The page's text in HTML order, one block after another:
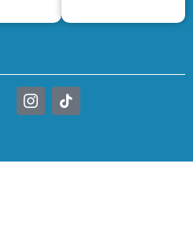
I
c
i
T
i
k